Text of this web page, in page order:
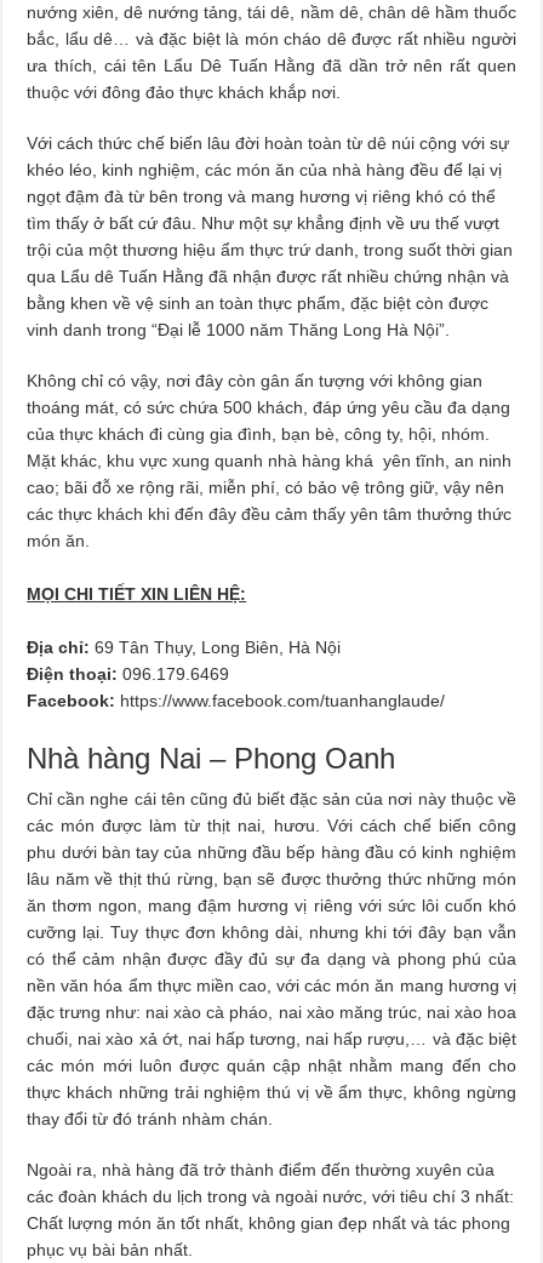
nướng xiên, dê nướng tảng, tái dê, nầm dê, chân dê hầm thuốc
bắc, lẩu dê… và đặc biệt là món cháo dê được rất nhiều người
ưa thích, cái tên Lẩu Dê Tuấn Hằng đã dần trở nên rất quen
thuộc với đông đảo thực khách khắp nơi.
Với cách thức chế biến lâu đời hoàn toàn từ dê núi cộng với sự
khéo léo, kinh nghiệm, các món ăn của nhà hàng đều để lại vị
ngọt đậm đà từ bên trong và mang hương vị riêng khó có thể
tìm thấy ở bất cứ đâu. Như một sự khẳng định về ưu thế vượt
trội của một thương hiệu ẩm thực trứ danh, trong suốt thời gian
qua Lẩu dê Tuấn Hằng đã nhận được rất nhiều chứng nhận và
bằng khen về vệ sinh an toàn thực phẩm, đặc biệt còn được
vinh danh trong “Đại lễ 1000 năm Thăng Long Hà Nội”.
Không chỉ có vậy, nơi đây còn gân ấn tượng với không gian
thoáng mát, có sức chứa 500 khách, đáp ứng yêu cầu đa dạng
của thực khách đi cùng gia đình, bạn bè, công ty, hội, nhóm.
Mặt khác, khu vực xung quanh nhà hàng khá yên tĩnh, an ninh
cao; bãi đỗ xe rộng rãi, miễn phí, có bảo vệ trông giữ, vậy nên
các thực khách khi đến đây đều cảm thấy yên tâm thưởng thức
món ăn.
MỌI CHI TIẾT XIN LIÊN HỆ:
Địa chỉ:69 Tân Thụy, Long Biên, Hà Nội
Điện thoại:096.179.6469
Facebook: https://www.facebook.com/tuanhanglaude/
Nhà hàng Nai – Phong Oanh
Chỉ cần nghe cái tên cũng đủ biết đặc sản của nơi này thuộc về
các món được làm từ thịt nai, hươu. Với cách chế biến công
phu dưới bàn tay của những đầu bếp hàng đầu có kinh nghiệm
lâu năm về thịt thú rừng, bạn sẽ được thưởng thức những món
ăn thơm ngon, mang đậm hương vị riêng với sức lôi cuốn khó
cưỡng lại. Tuy thực đơn không dài, nhưng khi tới đây bạn vẫn
có thể cảm nhận được đầy đủ sự đa dạng và phong phú của
nền văn hóa ẩm thực miền cao, với các món ăn mang hương vị
đặc trưng như: nai xào cà pháo, nai xào măng trúc, nai xào hoa
chuối, nai xào xả ớt, nai hấp tương, nai hấp rượu,… và đặc biệt
các món mới luôn được quán cập nhật nhằm mang đến cho
thực khách những trải nghiệm thú vị về ẩm thực, không ngừng
thay đổi từ đó tránh nhàm chán.
Ngoài ra, nhà hàng đã trở thành điểm đến thường xuyên của
các đoàn khách du lịch trong và ngoài nước, với tiêu chí 3 nhất:
Chất lượng món ăn tốt nhất, không gian đẹp nhất và tác phong
phục vụ bài bản nhất.